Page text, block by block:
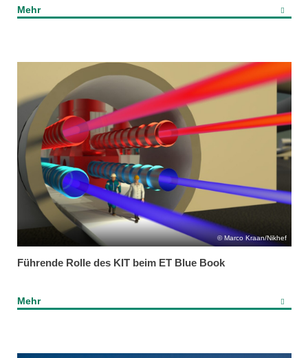
Mehr
Marco Kraan/Nikhef
Führende Rolle des KIT beim ET Blue Book
Mehr